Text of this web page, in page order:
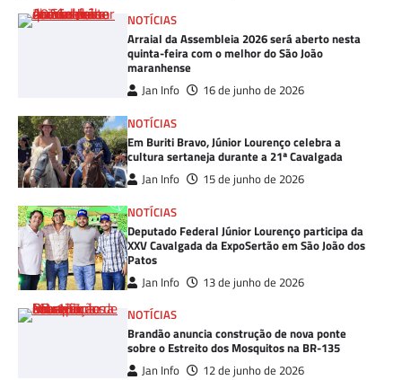
NOTÍCIAS
Arraial da Assembleia 2026 será aberto nesta
quinta-feira com o melhor do São João
maranhense
Jan Info
16 de junho de 2026
NOTÍCIAS
Em Buriti Bravo, Júnior Lourenço celebra a
cultura sertaneja durante a 21ª Cavalgada
Jan Info
15 de junho de 2026
NOTÍCIAS
Deputado Federal Júnior Lourenço participa da
XXV Cavalgada da ExpoSertão em São João dos
Patos
Jan Info
13 de junho de 2026
NOTÍCIAS
Brandão anuncia construção de nova ponte
sobre o Estreito dos Mosquitos na BR-135
Jan Info 12 de junho de 2026